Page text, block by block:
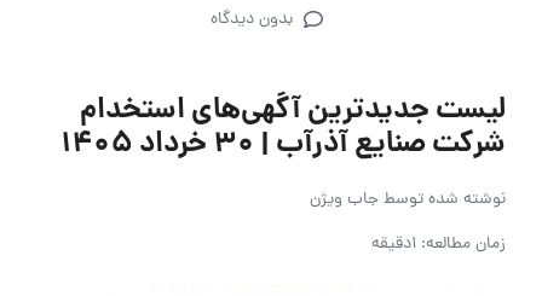
بدون دیدگاه
لیست جدیدترین آگهی‌های استخدام
شرکت صنایع آذرآب | ۳۰ خرداد ۱۴۰۵
نوشته شده توسطجاب ویژن
زمان مطالعه: 1دقیقه